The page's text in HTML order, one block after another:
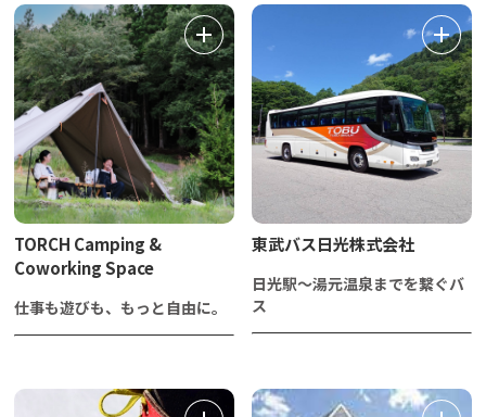
TORCH Camping &
Coworking Space
仕事も遊びも、もっと自由に。
東武バス日光株式会社
日光駅～湯元温泉までを繋ぐバ
ス